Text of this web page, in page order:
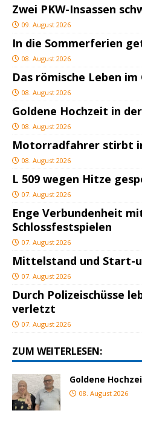
Zwei PKW-Insassen
09. August 2026
In die Sommerferien
08. August 2026
Das römische Leben im
08. August 2026
Goldene Hochzeit in
08. August 2026
Motorradfahrer stirbt
08. August 2026
L 509 wegen Hitze
07. August 2026
Enge Verbundenheit
Schlossfestspielen
07. August 2026
Mittelstand und Start-
07. August 2026
Durch Polizeischüsse
verletzt
07. August 2026
ZUM WEITERLESEN:
Goldene
08. August 2026